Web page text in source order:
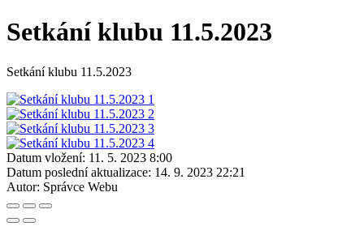
Setkání klubu 11.5.2023
Setkání klubu 11.5.2023
Datum vložení: 11. 5. 2023 8:00
Datum poslední aktualizace: 14. 9. 2023 22:21
Autor: Správce Webu